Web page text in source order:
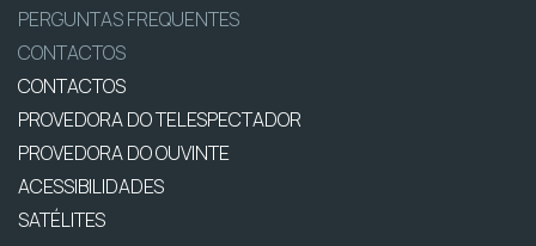
PERGUNTAS FREQUENTES
CONTACTOS
CONTACTOS
PROVEDORA DO TELESPECTADOR
PROVEDORA DO OUVINTE
ACESSIBILIDADES
SATÉLITES